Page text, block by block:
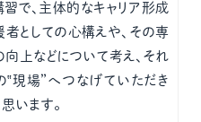
習で、主体的なキャリア形成
者としての心構えや、その専
向上などについて考え、それ
‟現場”へつなげていただき
います。